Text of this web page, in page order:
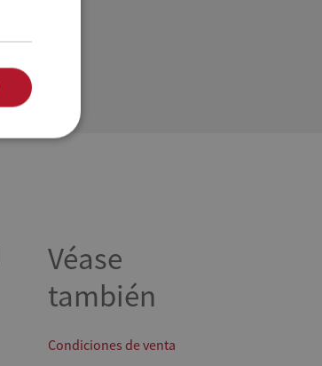
Véase
también
Condiciones de venta